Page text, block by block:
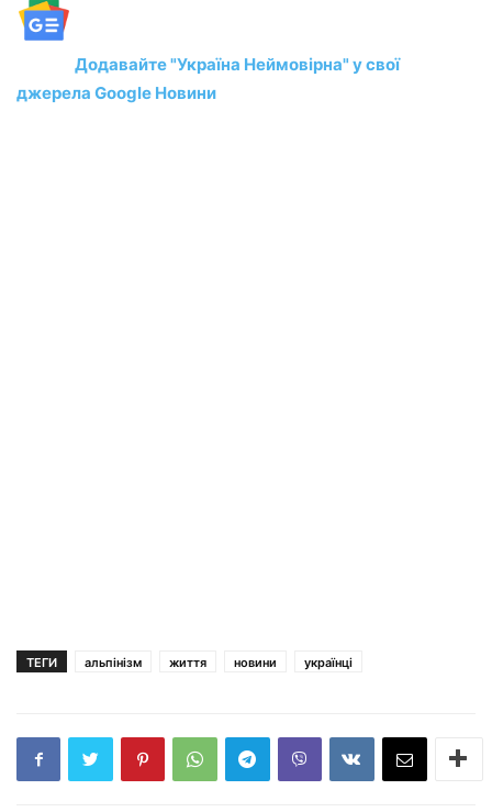
Додавайте "Україна Неймовірна" у свої
джерела Google Новини
ТЕГИ альпінізм життя новини українці